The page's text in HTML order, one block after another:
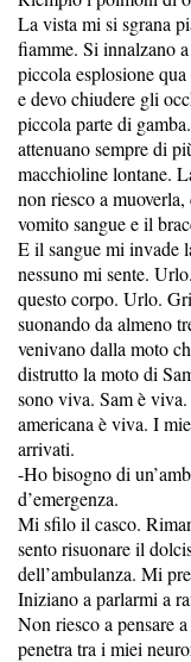
La vista mi si sgrana
fiamme. Si innalzano
piccola esplosione
e devo chiudere gli
piccola parte di
attenuano sempre di
macchioline lontane.
non riesco a
vomito sangue e il
E il sangue mi invade
nessuno mi sente.
questo corpo. Urlo.
suonando da almeno
venivano dalla moto
distrutto la moto di
sono viva. Sam è
americana è viva. I
arrivati.
-Ho bisogno di
d’emergenza.
Mi sfilo il casco.
sento risuonare il
dell’ambulanza. Mi
Iniziano a parlarmi a
Non riesco a pensare
penetra tra i miei